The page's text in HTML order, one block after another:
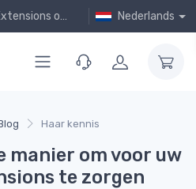
Koop goedkope Human Hair Extensions online! Nederlands
Haar kennis
manier om voor uw
te zorgen